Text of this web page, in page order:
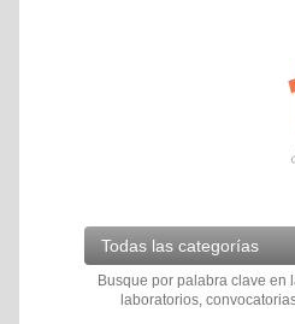
Todas las categorías
Busque por palabra clave en
laboratorios,